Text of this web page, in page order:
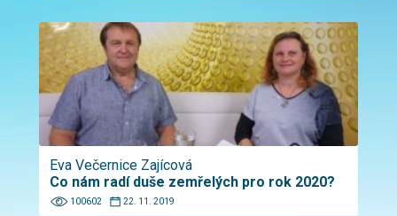
Eva Večernice Zajícová
Co nám radí duše zemřelých pro rok 2020?
100602 22. 11. 2019